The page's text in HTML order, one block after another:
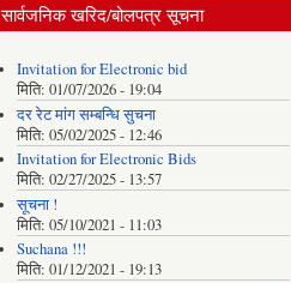
सार्वजनिक खरिद/बोलपत्र सूचना
Invitation for Electronic bid
मिति: 01/07/2026 - 19:04
दर रेट मांग सम्बन्धि सुचना
मिति: 05/02/2025 - 12:46
Invitation for Electronic Bids
मिति: 02/27/2025 - 13:57
सूचना !
मिति: 05/10/2021 - 11:03
Suchana !!!
मिति: 01/12/2021 - 19:13